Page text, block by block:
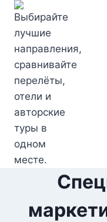
Перейти
содержимому